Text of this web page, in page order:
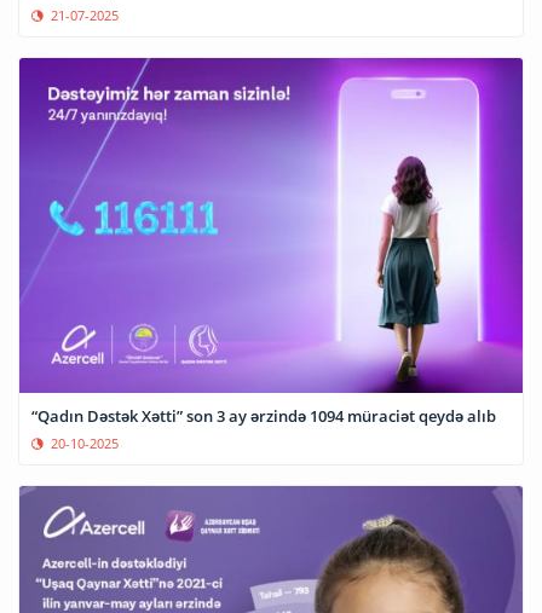
21-07-2025
“Qadın Dəstək Xətti” son 3 ay ərzində 1094 müraciət qeydə alıb
20-10-2025